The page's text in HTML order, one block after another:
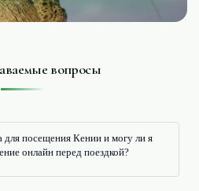
вопросы
для посещения Кении и могу ли я
онлайн перед поездкой?